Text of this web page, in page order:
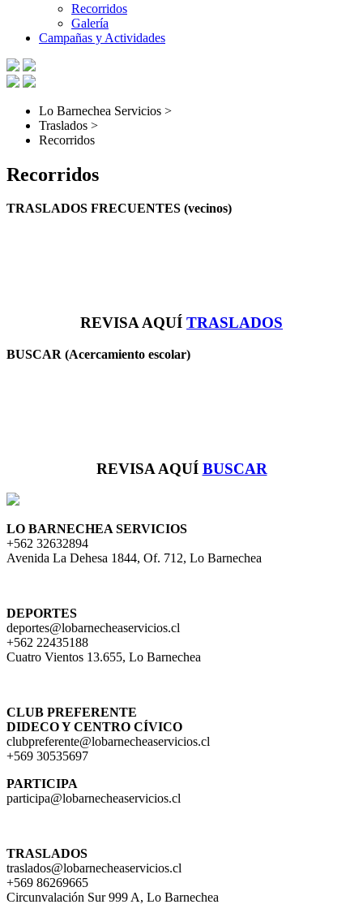
Recorridos
Galería
Campañas y Actividades
Lo Barnechea Servicios >
Traslados >
Recorridos
Recorridos
TRASLADOS FRECUENTES (vecinos)
REVISA AQUÍ TRASLADOS
BUSCAR (Acercamiento escolar)
REVISA AQUÍ BUSCAR
LO BARNECHEA SERVICIOS
+562 32632894
Avenida La Dehesa 1844, Of. 712, Lo Barnechea
DEPORTES
deportes@lobarnecheaservicios.cl
+562 22435188
Cuatro Vientos 13.655, Lo Barnechea
CLUB PREFERENTE
DIDECO Y CENTRO CÍVICO
clubpreferente@lobarnecheaservicios.cl
+569 30535697
PARTICIPA
participa@lobarnecheaservicios.cl
TRASLADOS
traslados@lobarnecheaservicios.cl
+569 86269665
Circunvalación Sur 999 A, Lo Barnechea